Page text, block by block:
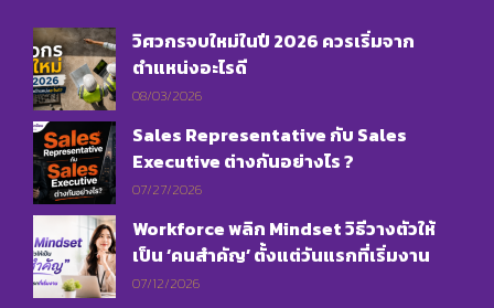
วิศวกรจบใหม่ในปี 2026 ควรเริ่มจาก
ตำแหน่งอะไรดี
08/03/2026
Sales Representative กับ Sales
Executive ต่างกันอย่างไร ?
07/27/2026
Workforce พลิก Mindset วิธีวางตัวให้
เป็น ‘คนสำคัญ’ ตั้งแต่วันแรกที่เริ่มงาน
07/12/2026